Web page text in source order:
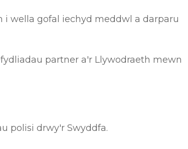
wella gofal iechyd meddwl a darparu
partner a'r Llywodraeth mewn
polisi drwy'r Swyddfa.